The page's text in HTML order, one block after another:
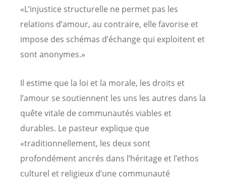
«L’injustice structurelle ne permet pas les
relations d’amour, au contraire, elle favorise et
impose des schémas d’échange qui exploitent et
sont anonymes.»
Il estime que la loi et la morale, les droits et
l’amour se soutiennent les uns les autres dans la
quête vitale de communautés viables et
durables. Le pasteur explique que
«traditionnellement, les deux sont
profondément ancrés dans l’héritage et l’ethos
culturel et religieux d’une communauté